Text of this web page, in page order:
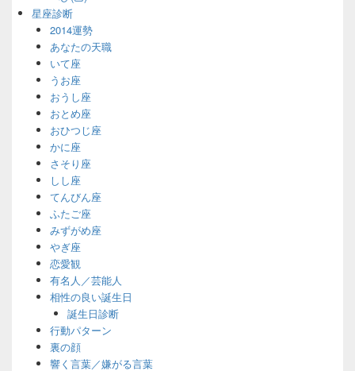
星座診断
2014運勢
あなたの天職
いて座
うお座
おうし座
おとめ座
おひつじ座
かに座
さそり座
しし座
てんびん座
ふたご座
みずがめ座
やぎ座
恋愛観
有名人／芸能人
相性の良い誕生日
誕生日診断
行動パターン
裏の顔
響く言葉／嫌がる言葉